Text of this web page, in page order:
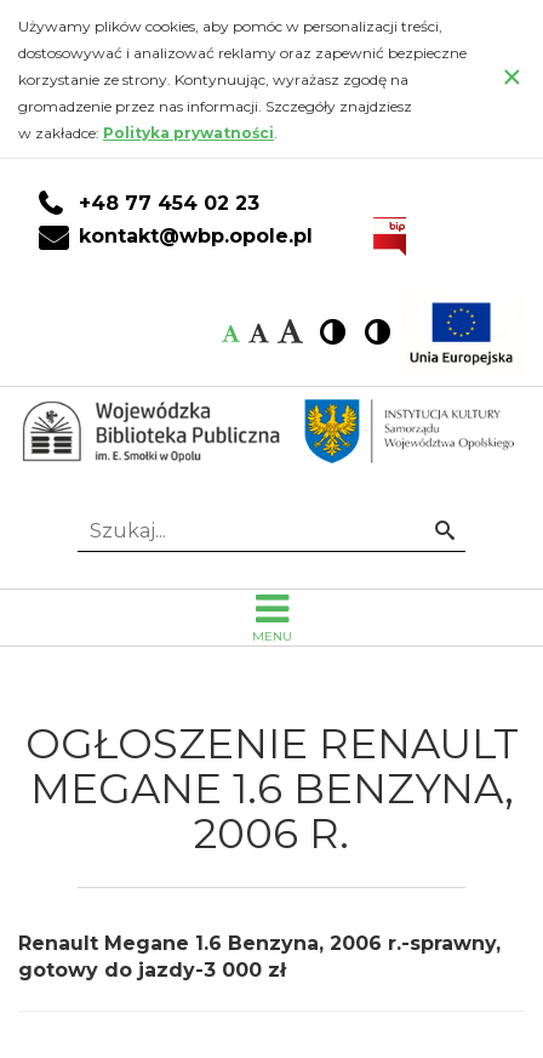
Ogłoszenia
Wojewódzka
Biblioteka
Publiczna
Emanuela
Smołki
w
Opolu
do
głównej
treści
DO
KONTA
CZYTELNIKA
DO
WYSZUKIWARKI
do
stopki
Używamy plików cookies, aby pomóc w personalizacji treści,
dostosowywać i analizować reklamy oraz zapewnić bezpieczne
korzystanie ze strony. Kontynuując, wyrażasz zgodę na
gromadzenie przez nas informacji. Szczegóły znajdziesz
w zakładce: Polityka prywatności.
×
+48 77 454 02 23
kontakt@wbp.opole.pl
Czcionka:
Czcionka
Czcionka
Czcionka
Wysoki
kontrast
Wysoki
kontrast
Idź
Szukaj...
MENU
OGŁOSZENIE RENAULT
MEGANE 1.6 BENZYNA,
2006 R.
Renault Megane 1.6 Benzyna, 2006 r.-sprawny,
gotowy do jazdy-3 000 zł